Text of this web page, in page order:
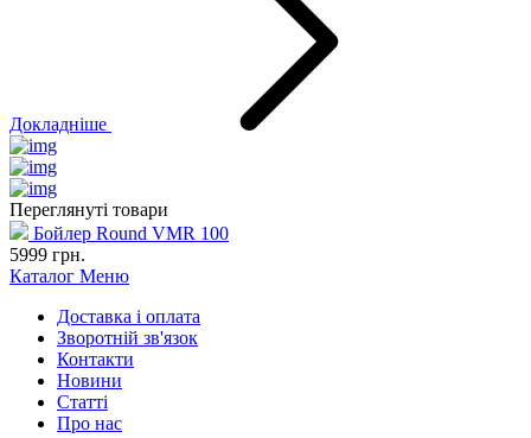
Докладніше
Переглянуті товари
Бойлер Round VMR 100
5999 грн.
Каталог Меню
Доставка і оплата
Зворотній зв'язок
Контакти
Новини
Статті
Про нас